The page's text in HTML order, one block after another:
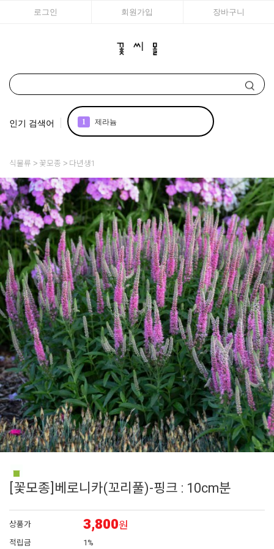
로그인 회원가입 장바구니
인기 검색어 1 제라늄
3 아이비
4 조날
5 리갈
6 매발톱
7 에키네시아
8 아이비 제라늄
9 대국
10 플록스
식물류 꽃모종 다년생1
[꽃모종]베로니카(꼬리풀)-핑크 : 10cm분
상품가 3,800원
적립금
1%